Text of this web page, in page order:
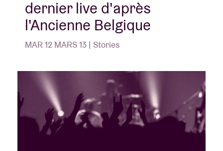
dernier live d'après
l'Ancienne Belgique
MAR 12 MARS 13 | Stories